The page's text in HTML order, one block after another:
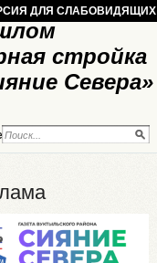
стройка
Севера»
ДЛЯ СЛАБОВИДЯЩИХ
Реклама на сайте